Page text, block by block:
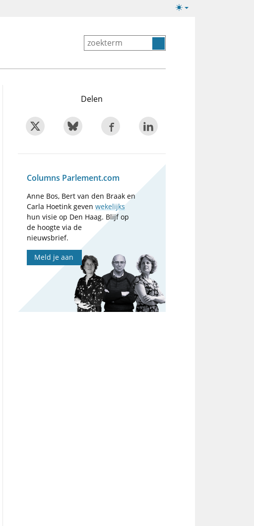
Lichte/donkere
Delen
Columns Parlement.com
Anne Bos, Bert van den Braak en
Carla Hoetink gevenwekelijks
hun visie op Den Haag. Blijf op
de hoogte via de
nieuwsbrief.
Meld je aan